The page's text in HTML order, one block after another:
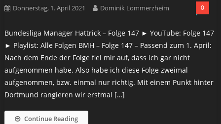
Donnerstag, 1. April 2021 Dominik Lommerzheim 0
Bundesliga Manager Hattrick – Folge 147 ► YouTube: Folge 147
► Playlist: Alle Folgen BMH – Folge 147 – Passend zum 1. April:
Nach dem Ende der Folge fiel mir auf, dass ich gar nicht
aufgenommen habe. Also habe ich diese Folge zweimal
aufgenommen, bzw. einmal nur richtig. Mit einem Punkt hinter
Dortmund rangieren wir erstmal […]
Continue Reading